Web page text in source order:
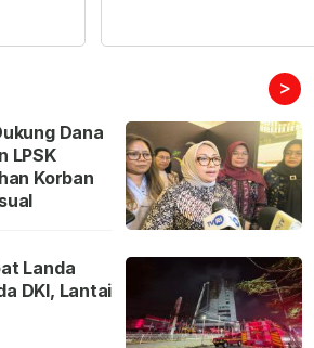
>
Dana
LPSK
Korban
Landa
DKI, Lantai